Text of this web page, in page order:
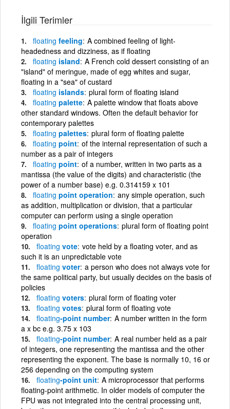
İlgili Terimler
floating feeling A combined feeling of light-
headedness and dizziness, as if floating
floating island A French cold dessert consisting of an
"island" of meringue, made of egg whites and sugar,
floating in a "sea" of custard
floating islands plural form of floating island
floating palette A palette window that floats above
other standard windows. Often the default behavior for
contemporary palettes
floating palettes plural form of floating palette
floating point of the internal representation of such a
number as a pair of integers
floating point of a number, written in two parts as a
mantissa (the value of the digits) and characteristic (the
power of a number base) e.g. 0.314159 x 101
floating point operation any simple operation, such
as addition, multiplication or division, that a particular
computer can perform using a single operation
floating point operations plural form of floating point
operation
floating vote vote held by a floating voter, and as
such it is an unpredictable vote
floating voter a person who does not always vote for
the same political party, but usually decides on the basis of
policies
floating voters plural form of floating voter
floating votes plural form of floating vote
floating-point number A number written in the form
a x bc e.g. 3.75 x 103
floating-point number A real number held as a pair
of integers, one representing the mantissa and the other
representing the exponent. The base is normally 10, 16 or
256 depending on the computing system
floating-point unit A microprocessor that performs
floating-point arithmetic. In older models of computer the
FPU was not integrated into the central processing unit,